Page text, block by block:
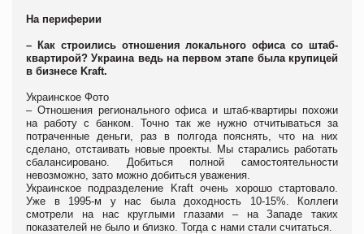
На периферии
– Как строились отношения локального офиса со штаб-
квартирой? Украина ведь на первом этапе была крупицей
в бизнесе Kraft.
Украинское Фото
– Отношения регионального офиса и штаб-квартиры похожи
на работу с банком. Точно так же нужно отчитываться за
потраченные деньги, раз в полгода пояснять, что на них
сделано, отстаивать новые проекты. Мы старались работать
сбалансировано. Добиться полной самостоятельности
невозможно, зато можно добиться уважения.
Украинское подразделение Kraft очень хорошо стартовало.
Уже в 1995-м у нас была доходность 10-15%. Коллеги
смотрели на нас круглыми глазами – на Западе таких
показателей не было и близко. Тогда с нами стали считаться.